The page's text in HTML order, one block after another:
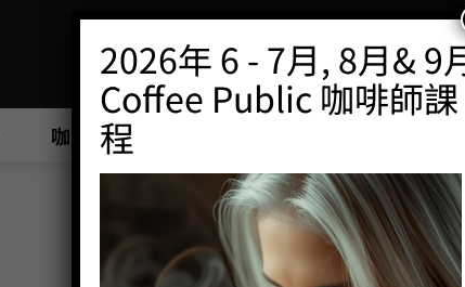
咖啡班/工作坊 優惠最新
2026年 6 - 7月, 8月& 9
Coffee Public 咖啡師課
程